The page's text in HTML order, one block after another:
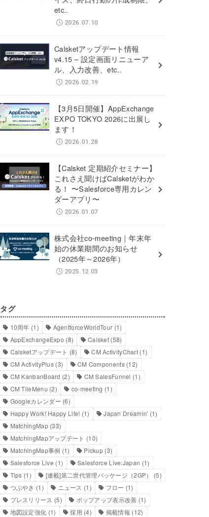
etc..
2026.07.10
Calsketアップデート情報
v4.15 – 設定画面リニューア
ル、入力改善、etc..
2026.02.19
【3月5日開催】AppExchange
EXPO TOKYO 2026に出展し
ます！
2026.01.28
【Calsket 定期紹介セミナー】
これさえ聞けばCalsketがわか
る！ 〜Salesforce専用カレン
ダーアプリ〜
2026.01.07
株式会社co-meeting｜年末年
始の休業期間のお知らせ
（2025年～2026年）
2025.12.03
タグ
10周年 (1) AgentforceWorldTour (1)
AppExchangeExpo (8) Calsket (58)
Calsketアップデート (8) CM ActivityChart (1)
CM ActivityPlus (3) CM Components(12)
CM KanbanBoard (2) CM SalesFunnel (1)
CM TileMenu (2) co-meeting (1)
Googleカレンダー (6)
Happy Work! Happy Life! (1) Japan Dreamin' (1)
MatchingMap(33)
MatchingMapアップデート (10)
MatchingMap事例 (1) Pickup (3)
Salesforce Live (1) Salesforce Live:Japan (1)
Tips (1) [連載]第二世代管理パッケージ（2GP）
(5)
つぶやき (1) ニュース (1) フロー (1)
プレスリリース (5) ポップアップ表示改善 (1)
地図設定強化 (1) 採用 (4) 掲載情報 (12)